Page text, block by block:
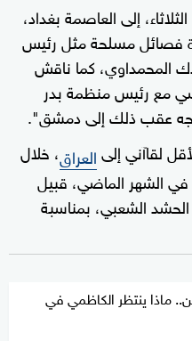
إلى العاصمة بغداد،
فصائل مسلحة مثل رئيس
المحمداوي، كما ناقش
مع رئيس منظمة بدر
عقب ذلك إلى دمشق".
لقاآني إلىالعراق، خلال
في الشهر الماضي، قبيل
الشعبي، بمناسبة
ماذا ينتظر الكاظمي في